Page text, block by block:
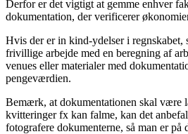
Derfor er det vigtigt at gemme enhver
dokumentation, der verificerer
Hvis der er in kind-ydelser i regnskabet,
frivillige arbejde med en beregning af
venues eller materialer med
pengeværdien.
Bemærk, at dokumentationen skal være
kvitteringer fx kan falme, kan det
fotografere dokumenterne, så man er på